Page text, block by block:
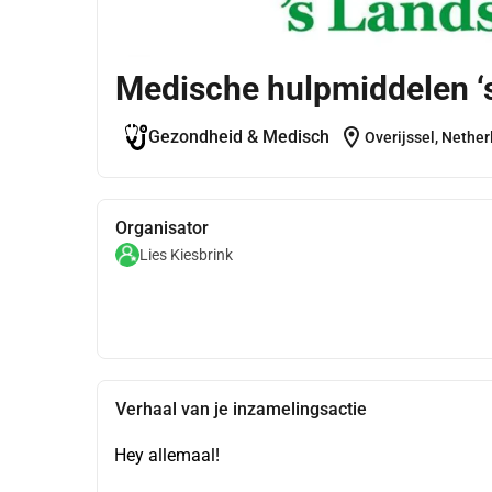
Medische hulpmiddelen
Gezondheid & Medisch location_on Overijssel,
Organisator
Lies Kiesbrink
Verhaal van je inzamelingsactie
Hey allemaal!